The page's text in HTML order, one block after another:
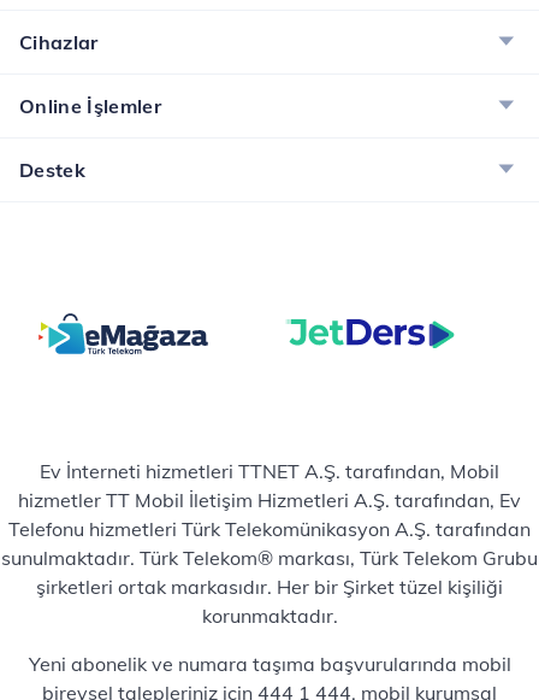
Cihazlar
Online İşlemler
Destek
Ev İnterneti hizmetleri TTNET A.Ş. tarafından, Mobil
hizmetler TT Mobil İletişim Hizmetleri A.Ş. tarafından, Ev
Telefonu hizmetleri Türk Telekomünikasyon A.Ş. tarafından
sunulmaktadır. Türk Telekom® markası, Türk Telekom Grubu
şirketleri ortak markasıdır. Her bir Şirket tüzel kişiliği
korunmaktadır.
Yeni abonelik ve numara taşıma başvurularında mobil
bireysel talepleriniz için 444 1 444, mobil kurumsal